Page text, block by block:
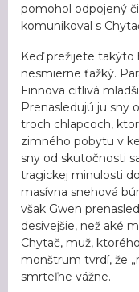
pomohol odpojený
komunikoval s
Keď prežijete takýto
nesmierne ťažký.
Finnova citlivá
Prenasledujú ju sny
troch chlapcoch,
zimného pobytu v
sny od skutočnosti
tragickej minulosti
masívna snehová
však Gwen
desivejšie, než aké
Chytač, muž,
monštrum tvrdí, že
smrteľne vážne.